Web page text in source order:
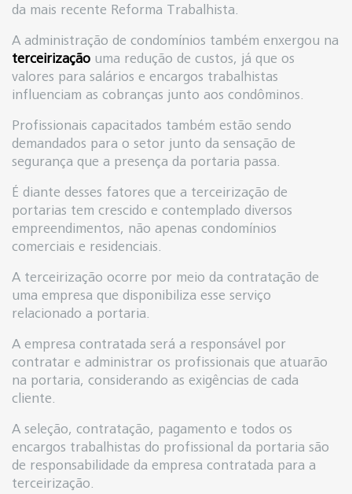
da mais recente Reforma Trabalhista.
A administração de condomínios também enxergou na
terceirização uma redução de custos, já que os
valores para salários e encargos trabalhistas
influenciam as cobranças junto aos condôminos.
Profissionais capacitados também estão sendo
demandados para o setor junto da sensação de
segurança que a presença da portaria passa.
É diante desses fatores que a terceirização de
portarias tem crescido e contemplado diversos
empreendimentos, não apenas condomínios
comerciais e residenciais.
A terceirização ocorre por meio da contratação de
uma empresa que disponibiliza esse serviço
relacionado a portaria.
A empresa contratada será a responsável por
contratar e administrar os profissionais que atuarão
na portaria, considerando as exigências de cada
cliente.
A seleção, contratação, pagamento e todos os
encargos trabalhistas do profissional da portaria são
de responsabilidade da empresa contratada para a
terceirização.